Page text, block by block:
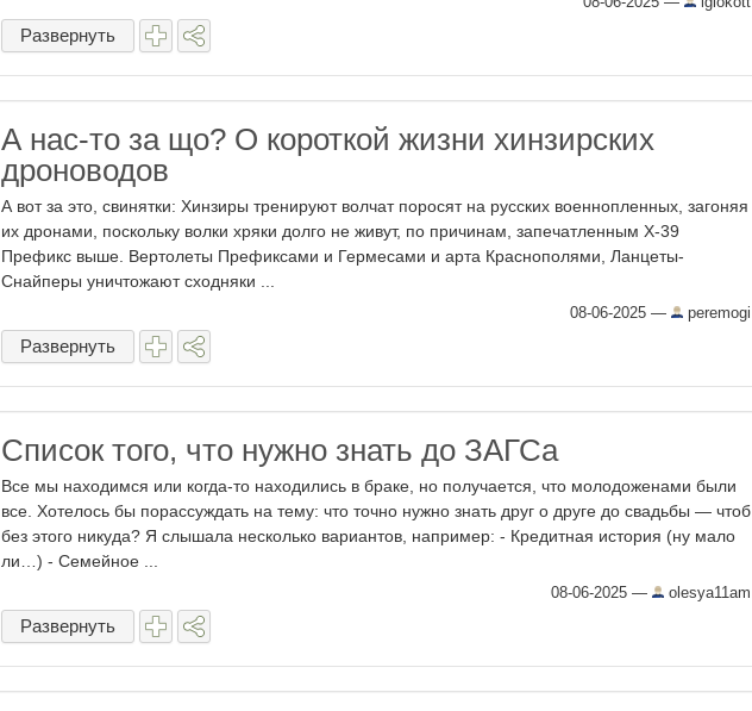
Развернуть
А нас-то за що? О короткой жизни хинзирских
дроноводов
А вот за это, свинятки: Хинзиры тренируют волчат поросят на русских военнопленных, загоняя
их дронами, поскольку волки хряки долго не живут, по причинам, запечатленным Х-39
Префикс выше. Вертолеты Префиксами и Гермесами и арта Краснополями, Ланцеты-
Снайперы уничтожают сходняки ...
08-06-2025 — peremogi
Развернуть
Список того, что нужно знать до ЗАГСа
Все мы находимся или когда-то находились в браке, но получается, что молодоженами были
все. Хотелось бы порассуждать на тему: что точно нужно знать друг о друге до свадьбы — чтоб
без этого никуда? Я слышала несколько вариантов, например: - Кредитная история (ну мало
ли…) - Семейное ...
08-06-2025 — olesya11am
Развернуть